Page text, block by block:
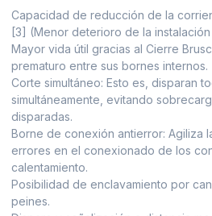
Capacidad de reducción de la
[3] (Menor deterioro de la
Mayor vida útil gracias al Cierre
prematuro entre sus bornes internos.
Corte simultáneo: Esto es, disparan
simultáneamente, evitando
disparadas.
Borne de conexión antierror: Agiliza
errores en el conexionado de los
calentamiento.
Posibilidad de enclavamiento por
peines.